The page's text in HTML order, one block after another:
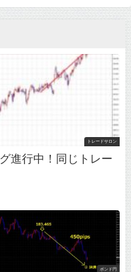
トレードサロン
進行中！同じトレー
ポンド円